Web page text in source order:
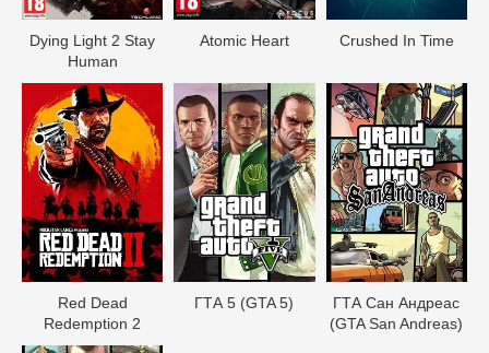
Dying Light 2 Stay
Human
Atomic Heart Crushed In Time
Red Dead
Redеmption 2
ГТА 5 (GTA 5)
ГТА Сан Андреас
(GTA San Andreas)